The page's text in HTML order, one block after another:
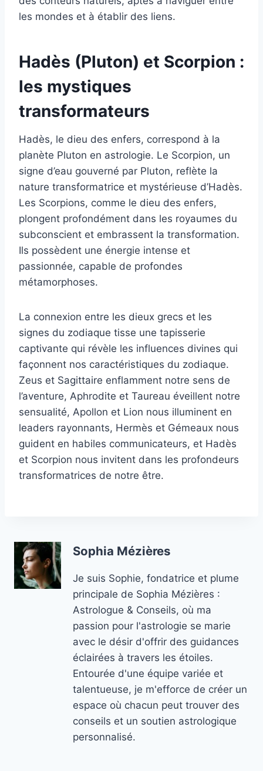
les mondes et à établir des liens.
Hadès (Pluton) et Scorpion :
les mystiques
transformateurs
Hadès, le dieu des enfers, correspond à la
planète Pluton en astrologie. Le Scorpion, un
signe d’eau gouverné par Pluton, reflète la
nature transformatrice et mystérieuse d’Hadès.
Les Scorpions, comme le dieu des enfers,
plongent profondément dans les royaumes du
subconscient et embrassent la transformation.
Ils possèdent une énergie intense et
passionnée, capable de profondes
métamorphoses.
La connexion entre les dieux grecs et les
signes du zodiaque tisse une tapisserie
captivante qui révèle les influences divines qui
façonnent nos caractéristiques du zodiaque.
Zeus et Sagittaire enflamment notre sens de
l’aventure, Aphrodite et Taureau éveillent notre
sensualité, Apollon et Lion nous illuminent en
leaders rayonnants, Hermès et Gémeaux nous
guident en habiles communicateurs, et Hadès
et Scorpion nous invitent dans les profondeurs
transformatrices de notre être.
Sophia Mézières
Je suis Sophie, fondatrice et plume
principale de Sophia Mézières :
Astrologue & Conseils, où ma
passion pour l'astrologie se marie
avec le désir d'offrir des guidances
éclairées à travers les étoiles.
Entourée d'une équipe variée et
talentueuse, je m'efforce de créer un
espace où chacun peut trouver des
conseils et un soutien astrologique
personnalisé.